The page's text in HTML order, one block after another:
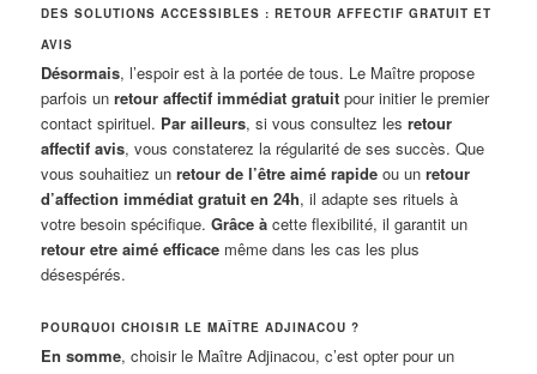
DES SOLUTIONS ACCESSIBLES : RETOUR AFFECTIF GRATUIT ET
AVIS
Désormais, l’espoir est à la portée de tous. Le Maître propose
parfois unretour affectif immédiat gratuit pour initier le premier
contact spirituel. Par ailleurs, si vous consultez lesretour
affectif avis, vous constaterez la régularité de ses succès. Que
vous souhaitiez unretour de l’être aimé rapide ou unretour
d’affection immédiat gratuit en 24h, il adapte ses rituels à
votre besoin spécifique.Grâce à cette flexibilité, il garantit un
retour etre aimé efficace même dans les cas les plus
désespérés.
POURQUOI CHOISIR LE MAÎTRE ADJINACOU ?
En somme, choisir le Maître Adjinacou, c’est opter pour un